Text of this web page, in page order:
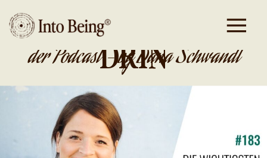
DA IST GOLD
DRIN
der Podcast - by Dana Schwandt